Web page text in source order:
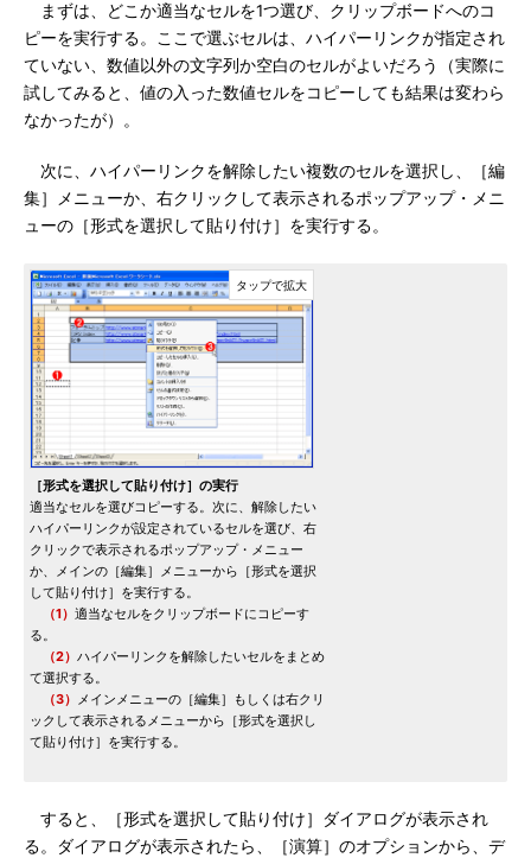
まずは、どこか適当なセルを1つ選び、クリップボードへのコ
ピーを実行する。ここで選ぶセルは、ハイパーリンクが指定され
ていない、数値以外の文字列か空白のセルがよいだろう（実際に
試してみると、値の入った数値セルをコピーしても結果は変わら
なかったが）。
次に、ハイパーリンクを解除したい複数のセルを選択し、［編
集］メニューか、右クリックして表示されるポップアップ・メニ
ューの［形式を選択して貼り付け］を実行する。
［形式を選択して貼り付け］の実行
適当なセルを選びコピーする。次に、解除したい
ハイパーリンクが設定されているセルを選び、右
クリックで表示されるポップアップ・メニュー
か、メインの［編集］メニューから［形式を選択
して貼り付け］を実行する。
（1） 適当なセルをクリップボードにコピーす
る。
（2） ハイパーリンクを解除したいセルをまとめ
て選択する。
（3） メインメニューの［編集］もしくは右クリ
ックして表示されるメニューから［形式を選択し
て貼り付け］を実行する。
すると、［形式を選択して貼り付け］ダイアログが表示され
る。ダイアログが表示されたら、［演算］のオプションから、デ